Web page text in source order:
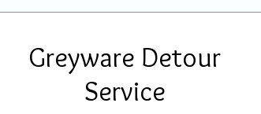
Greyware Detour
Service